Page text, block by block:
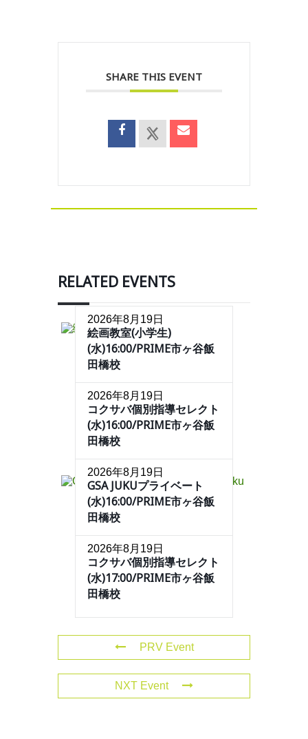
SHARE THIS EVENT
RELATED EVENTS
2026年8月19日
絵画教室(小学生)
(水)16:00/PRIME市ヶ谷飯
田橋校
2026年8月19日
コクサバ個別指導セレクト
(水)16:00/PRIME市ヶ谷飯
田橋校
2026年8月19日
GSA JUKUプライベート
(水)16:00/PRIME市ヶ谷飯
田橋校
2026年8月19日
コクサバ個別指導セレクト
(水)17:00/PRIME市ヶ谷飯
田橋校
PRV Event
NXT Event